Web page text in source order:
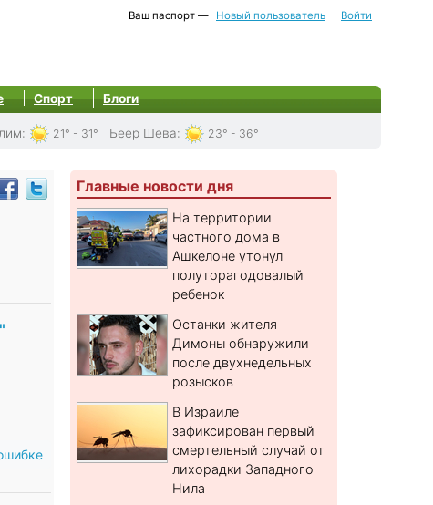
Ваш паспорт — Новый пользователь Войти
Спорт Блоги
: 21° - 31° Беер Шева: 23° - 36°
Главные новости дня
На территории
частного дома в
Ашкелоне утонул
полуторагодовалый
ребенок
Останки жителя
Димоны обнаружили
после двухнедельных
розысков
В Израиле
зафиксирован первый
смертельный случай от
лихорадки Западного
Нила